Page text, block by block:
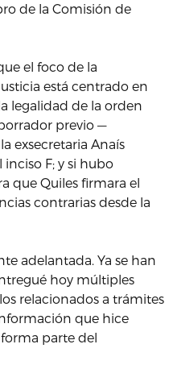
de la Comisión de
el foco de la
está centrado en
legalidad de la orden
previo —
exsecretaria Anaís
F; y si hubo
que Quiles firmara el
contrarias desde la
adelantada. Ya se han
hoy múltiples
relacionados a trámites
que hice
parte del